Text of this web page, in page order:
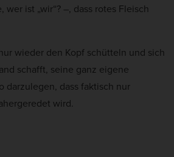
wer ist „wir“? –, dass rotes Fleisch
wieder den Kopf schütteln und sich
schafft, seine ganz eigene
darzulegen, dass faktisch nur
wird.